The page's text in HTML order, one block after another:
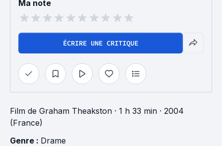
Ma note
ÉCRIRE UNE CRITIQUE
Film de Graham Theakston · 1 h 33 min · 2004
(France)
Genre : Drame